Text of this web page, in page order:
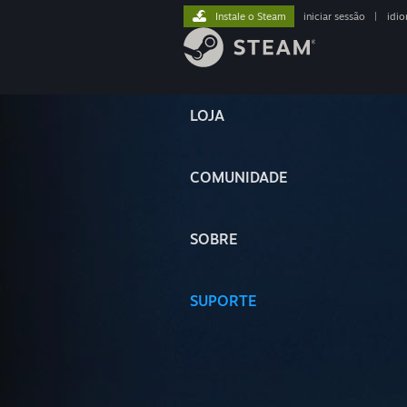
LOJA
COMUNIDADE
SOBRE
SUPORTE
Instale o Steam iniciar sessão